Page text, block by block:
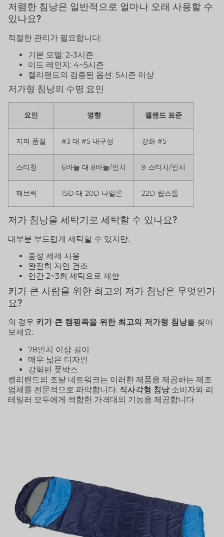
저렴한 침낭은 일반적으로 얼마나 오래 사용할 수
있나요?
적절한 관리가 필요합니다:
기본 모델: 2-3시즌
미드 레인지: 4~5시즌
켈리랜드의 검증된 옵션: 5시즌 이상
저가형 침낭의 수명 요인
요인 영향 켈랜드 표준
지퍼 품질 #3 대 #5 내구성 강화 #5
스티칭 6바늘 대 8바늘/인치 9 스티치/인치
패브릭 15D 대 20D 나일론 22D 립스톱
저가 침낭을 세탁기로 세탁할 수 있나요?
대부분 부드럽게 세탁할 수 있지만:
중성 세제 사용
완전히 자연 건조
연간 2~3회 세탁으로 제한
키가 큰 사람을 위한 최고의 저가 침낭은 무엇인가
요?
의 경우 키가 큰 캠핑족을 위한 최고의 저가형 침낭를 찾아
보세요:
78인치 이상 길이
매우 넓은 디자인
강화된 풋박스
켈리랜드의 조달 네트워크는 이러한 제품을 제공하는 제조
업체를 전문적으로 파악합니다. 직사각형 침낭 소비자와 리
테일러 모두에게 적합한 가격대의 기능을 제공합니다.